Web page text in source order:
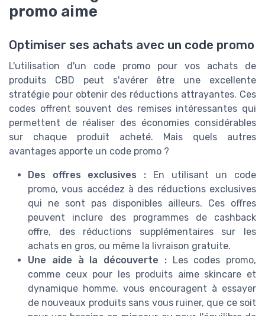
promo aime
Optimiser ses achats avec un code promo
L'utilisation d'un code promo pour vos achats de
produits CBD peut s'avérer être une excellente
stratégie pour obtenir des réductions attrayantes. Ces
codes offrent souvent des remises intéressantes qui
permettent de réaliser des économies considérables
sur chaque produit acheté. Mais quels autres
avantages apporte un code promo ?
Des offres exclusives : En utilisant un code
promo, vous accédez à des réductions exclusives
qui ne sont pas disponibles ailleurs. Ces offres
peuvent inclure des programmes de cashback
offre, des réductions supplémentaires sur les
achats en gros, ou même la livraison gratuite.
Une aide à la découverte :Les codes promo,
comme ceux pour les produits aime skincare et
dynamique homme, vous encouragent à essayer
de nouveaux produits sans vous ruiner, que ce soit